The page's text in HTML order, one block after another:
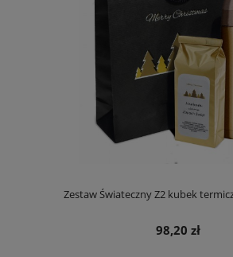
Zestaw Świateczny Z2 kubek
98,20 zł